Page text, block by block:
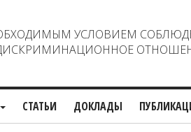
УСЛОВИЕМ
СТАТЬИ ДОКЛАДЫ